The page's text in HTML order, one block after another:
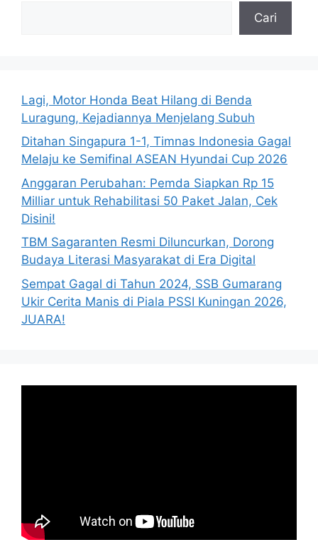
Cari
Lagi, Motor Honda Beat Hilang di Benda
Luragung, Kejadiannya Menjelang Subuh
Ditahan Singapura 1-1, Timnas Indonesia Gagal
Melaju ke Semifinal ASEAN Hyundai Cup 2026
Anggaran Perubahan: Pemda Siapkan Rp 15
Milliar untuk Rehabilitasi 50 Paket Jalan, Cek
Disini!
TBM Sagaranten Resmi Diluncurkan, Dorong
Budaya Literasi Masyarakat di Era Digital
Sempat Gagal di Tahun 2024, SSB Gumarang
Ukir Cerita Manis di Piala PSSI Kuningan 2026,
JUARA!